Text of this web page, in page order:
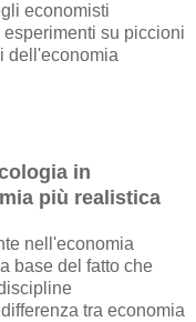
economisti
su piccioni
dell'economia
in
più realistica
nell'economia
base del fatto che
tra economia